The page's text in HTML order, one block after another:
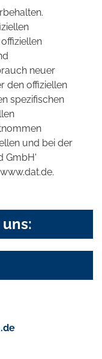
neuer
den offiziellen
spezifischen
und bei der
GmbH'